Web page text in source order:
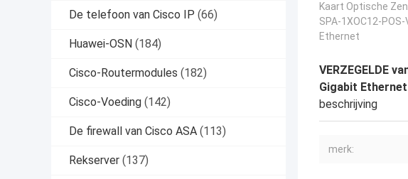
De telefoon van Cisco IP (66)
Huawei-OSN (184)
Cisco-Routermodules (182)
Cisco-Voeding (142)
De firewall van Cisco ASA (113)
Rekserver (137)
Kaart Optische
SPA-1XOC12-
Ethernet
VERZEGELDE
Gigabit Ethernet
beschrijving
merk: